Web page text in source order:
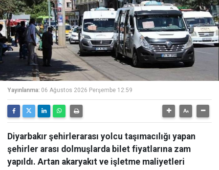
Yayınlanma: 06 Ağustos 2026 Perşembe 12:59
Diyarbakır şehirlerarası yolcu taşımacılığı yapan
şehirler arası dolmuşlarda bilet fiyatlarına zam
yapıldı. Artan akaryakıt ve işletme maliyetleri